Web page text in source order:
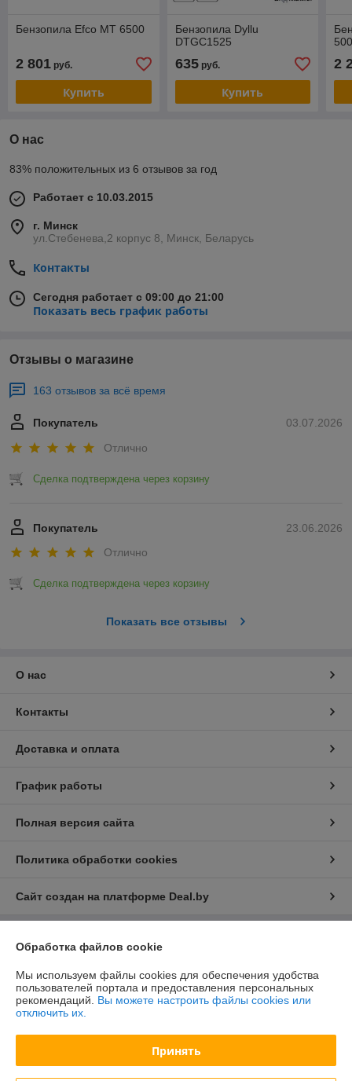
Бензопила Efco MT 6500
2 801 руб.
Купить
Бензопила Dyllu
DTGC1525
635руб.
Купить
2
О нас
83% положительных из 6 отзывов за год
Работает с 10.03.2015
г. Минск
ул.Стебенева,2 корпус 8, Минск, Беларусь
Контакты
Сегодня работает с 09:00 до 21:00
Показать весь график работы
Отзывы о магазине
163 отзывов за всё время
03.07.2026
Покупатель
Отлично
Сделка подтверждена через корзину
23.06.2026
Покупатель
Отлично
Сделка подтверждена через корзину
Показать все отзывы
О нас
Контакты
Доставка и оплата
График работы
Полная версия сайта
Политика обработки cookies
Сайт создан на платформе Deal.by
Информация для покупателя
Юридическое лицо:ООО "БелХайлер"
220024, г. Минск, ул. Стебенева, 2А, оф. 21
Регистрационный номер ЕГР: 193304407
УНП: 193304407
Регистрационный орган: Мингорисполком
Обработка файлов cookie
Мы используем файлы cookies для обеспечения удобства
пользователей портала и предоставления персональных
рекомендаций. Вы можете настроить файлы cookies или
отключить их.
Принять